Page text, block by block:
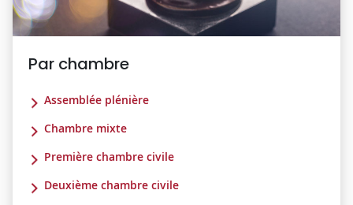
Par chambre
Assemblée plénière
Chambre mixte
Première chambre civile
Deuxième chambre civile